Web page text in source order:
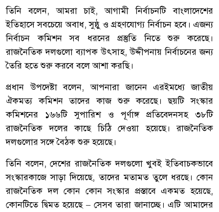
তিনি বলেন, আমরা চাই, আগামী নির্বাচনটি বাংলাদেশের
ইতিহাসে সবচেয়ে অবাধ, সুষ্ঠু ও গ্রহণযোগ্য নির্বাচন হবে। এজন্য
নির্বাচন কমিশন সব ধরনের প্রস্তুতি নিতে শুরু করেছে।
রাজনৈতিক দলগুলো ব্যাপক উৎসাহ, উদ্দীপনায় নির্বাচনের জন্য
তৈরি হতে শুরু করবে বলে আশা করছি।
প্রধান উপদেষ্টা বলেন, আপনারা জানেন এরইমধ্যে জাতীয়
ঐকমত্য কমিশন তাদের কাজ শুরু করেছে। ছয়টি সংস্কার
কমিশনের ১৬৬টি সুপারিশ ও পূর্ণাঙ্গ প্রতিবেদনসহ ৩৮টি
রাজনৈতিক দলের কাছে চিঠি দেওয়া হয়েছে। রাজনৈতিক
দলগুলোর সঙ্গে বৈঠক শুরু হয়েছে।
তিনি বলেন, দেশের রাজনৈতিক দলগুলো খুবই ইতিবাচকভাবে
সংস্কারকাজে সাড়া দিয়েছে, তাদের মতামত তুলে ধরছে। কোন
রাজনৈতিক দল কোন কোন সংস্কার প্রস্তাবে একমত হয়েছে,
কোনটিতে দ্বিমত হয়েছে – সেসব তারা জানাচ্ছে। এটি আমাদের